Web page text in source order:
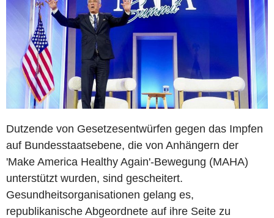
Dutzende von Gesetzesentwürfen gegen das Impfen
auf Bundesstaatsebene, die von Anhängern der
'Make America Healthy Again'-Bewegung (MAHA)
unterstützt wurden, sind gescheitert.
Gesundheitsorganisationen gelang es,
republikanische Abgeordnete auf ihre Seite zu